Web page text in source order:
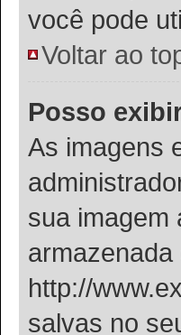
você pode
Voltar ao
Posso
As imagens
sua imagem
http://
salvas no